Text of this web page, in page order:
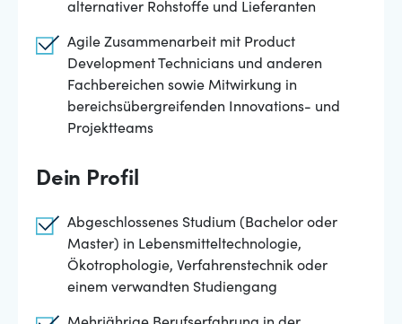
alternativer Rohstoffe und Lieferanten
Agile Zusammenarbeit mit Product
Development Technicians und anderen
Fachbereichen sowie Mitwirkung in
bereichsübergreifenden Innovations- und
Projektteams
Dein Profil
Abgeschlossenes Studium (Bachelor oder
Master) in Lebensmitteltechnologie,
Ökotrophologie, Verfahrenstechnik oder
einem verwandten Studiengang